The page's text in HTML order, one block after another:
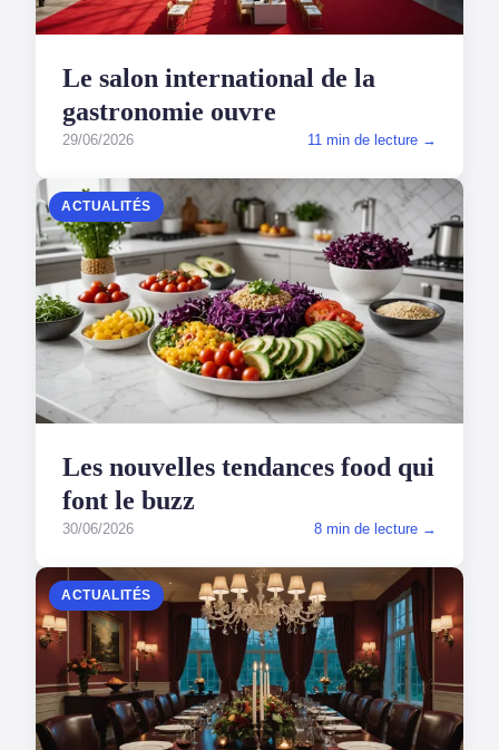
Le salon international de la
gastronomie ouvre
29/06/2026 11 min de lecture →
ACTUALITÉS
Les nouvelles tendances food qui
font le buzz
30/06/2026 8 min de lecture →
ACTUALITÉS